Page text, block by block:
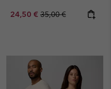
Sale price:
24,50 € Regular price:
35,00 €